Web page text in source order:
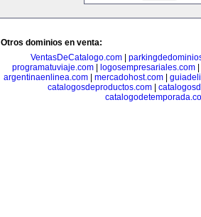
Otros dominios en venta:
VentasDeCatalogo.com|
programatuviaje.com| logosempresariales.com|
argentinaenlinea.com| mercadohost.com|
catalogosdeproductos.com